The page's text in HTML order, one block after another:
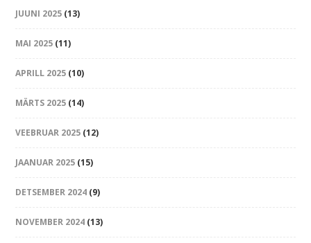
JUUNI 2025 (13)
MAI 2025 (11)
APRILL 2025 (10)
MÄRTS 2025 (14)
VEEBRUAR 2025 (12)
JAANUAR 2025 (15)
DETSEMBER 2024 (9)
NOVEMBER 2024 (13)